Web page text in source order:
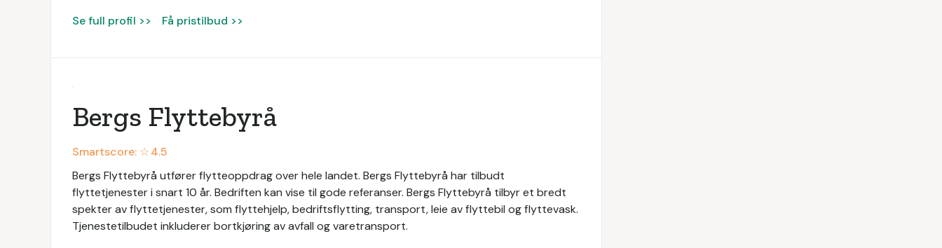
Se full profil >> Få pristilbud >>
Bergs Flyttebyrå
Smartscore: ☆4.5
Bergs Flyttebyrå utfører flytteoppdrag over hele landet. Bergs Flyttebyrå har tilbudt
flyttetjenester i snart 10 år. Bedriften kan vise til gode referanser. Bergs Flyttebyrå tilbyr et bredt
spekter av flyttetjenester, som flyttehjelp, bedriftsflytting, transport, leie av flyttebil og flyttevask.
Tjenestetilbudet inkluderer bortkjøring av avfall og varetransport.